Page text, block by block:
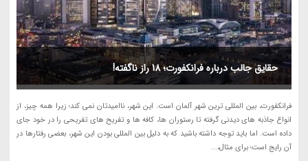
حقایق جالب درباره فرانکفورت؛ 18 راز ناگفته!
فرانکفورت، بین المللی ترین شهر آلمان است. این شهر، ناامیدتان نمی کند؛ زیرا همه چیز، از
انواع جاذبه های دیدنی گرفته تا رستوران ها، کافه ها و تفریح های تفریحی را در خود جای
داده است. اما باید توجه داشته باشید که به دلیل بین المللی بودن این شهر، بعضی رفتارها در
آن رایج است؛ برای مثال،...